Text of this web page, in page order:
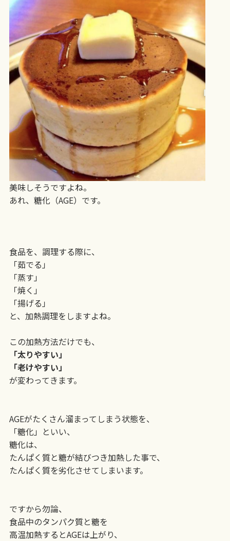
美味しそうですよね。
あれ、糖化（AGE）です。
食品を、調理する際に、
「茹でる」
「蒸す」
「焼く」
「揚げる」
と、加熱調理をしますよね。
この加熱方法だけでも、
「太りやすい」
「老けやすい」
が変わってきます。
AGEがたくさん溜まってしまう状態を、
「糖化」といい、
糖化は、
たんぱく質と糖が結びつき加熱した事で、
たんぱく質を劣化させてしまいます。
ですから勿論、
食品中のタンパク質と糖を
高温加熱するとAGEは上がり、